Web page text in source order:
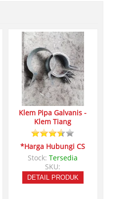
Klem Pipa Galvanis -
Klem Tiang
*Harga Hubungi CS
Stock:Tersedia
SKU:
DETAIL PRODUK